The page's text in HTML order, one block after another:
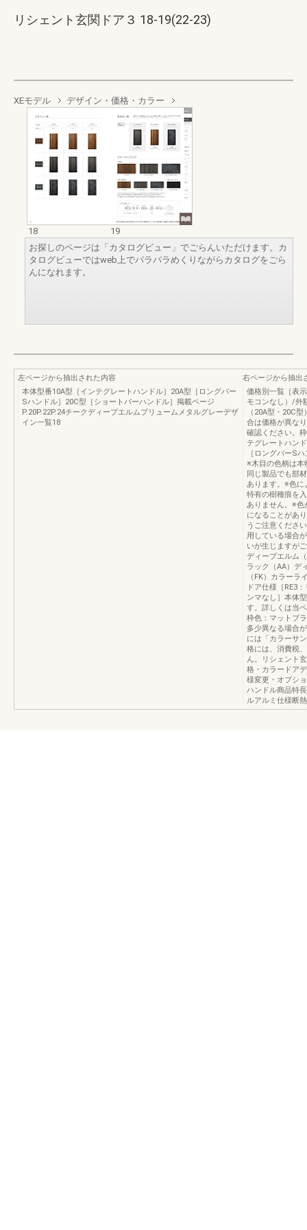
リシェント玄関ドア３ 18-19(22-23)
XEモデル デザイン・価格・カラー
18
19
お探しのページは「カタログビュー」でごらんいただけます。カ
タログビューではweb上でパラパラめくりながらカタログをごら
んになれます。
左ページから抽出された内容
本体型番10A型［インテグレートハンドル］20A型［ロングバー
Sハンドル］20C型［ショートバーハンドル］掲載ページ
P.20P.22P.24チークディープエルムブリュームメタルグレーデザ
イン一覧18
右ページから抽出
価格別一覧［表
モコンなし）/外
（20A型・20C
合は価格が異な
確認ください。
テグレートハン
［ロングバーS
※木目の色柄は本
同じ製品でも部
あります。※色に
特有の樹種痕を
ありません。※色
になることがあ
うご注意くださ
用している場合
いが生じますが
ディープエルム
ラック（AA）デ
（FK）カラーラ
ドア仕様［RE3
ンマなし］本体
す。詳しくは当
枠色：マットブ
多少異なる場合
には「カラーサ
格には、消費税
ん。リシェント
格・カラードア
様変更・オプシ
ハンドル商品特
ルアルミ仕様断